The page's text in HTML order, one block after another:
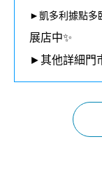
►凱多利據點多
展店中✨
►其他詳細門